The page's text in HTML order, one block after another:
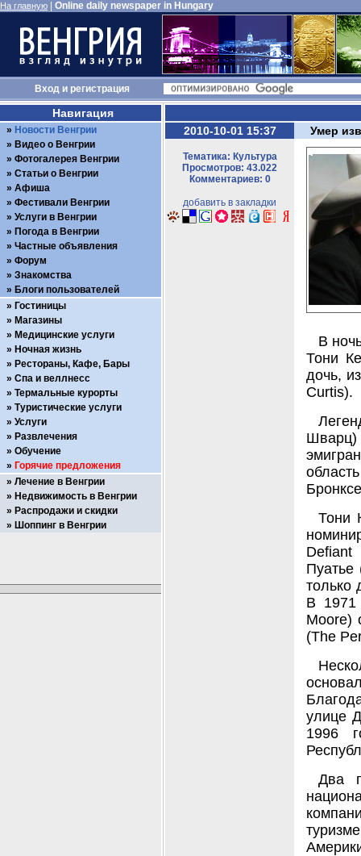
На главную Online daily newspaper in Hungary
Входи регистрация
2010-10-01 15:37
Тематика: Культура
Просмотров: 43.022
Комментариев: 0
добавить в закладки
Умер
В
Тони
дочь,
Curtis).
Шварц)
Тони
только
В 1971
Moore)
(The
улице
1996
Два
Навигация
Новости Венгрии
Видео о Венгрии
Фотогалерея Венгрии
Статьи о Венгрии
Афиша
Фестивали Венгрии
Услуги в Венгрии
Погода в Венгрии
Частные объявления
Форум
Знакомства
Блоги пользователей
Гостиницы
Магазины
Медицинские услуги
Ночная жизнь
Рестораны, Кафе, Бары
Спа и веллнесс
Термальные курорты
Туристические услуги
Услуги
Развлечения
Обучение
Горячие предложения
Лечение в Венгрии
Недвижимость в Венгрии
Распродажи и скидки
Шоппинг в Венгрии